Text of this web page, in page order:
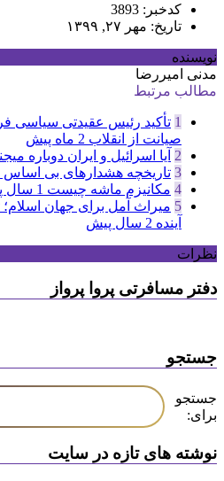
کدخبر: 3893
تاریخ: مهر ۲۷, ۱۳۹۹
نویسنده
مدنی امیررضا
مطالب مرتبط
1 تأکید رئیس عقیدتی سیاسی
صیانت از انقلاب 2 ماه پیش
2 آیا اسرائیل و ایران دوباره
3 تاریخچه هشدارهای بی اساس
4 مکانیزم ماشه چیست 1 سال پیش
5 میراث آمل برای جهان اسلام؛
آینده 2 سال پیش
نظرات
دفتر مسافرتی پروا پرواز
جستجو
جستجو
برای:
نوشته های تازه در سایت